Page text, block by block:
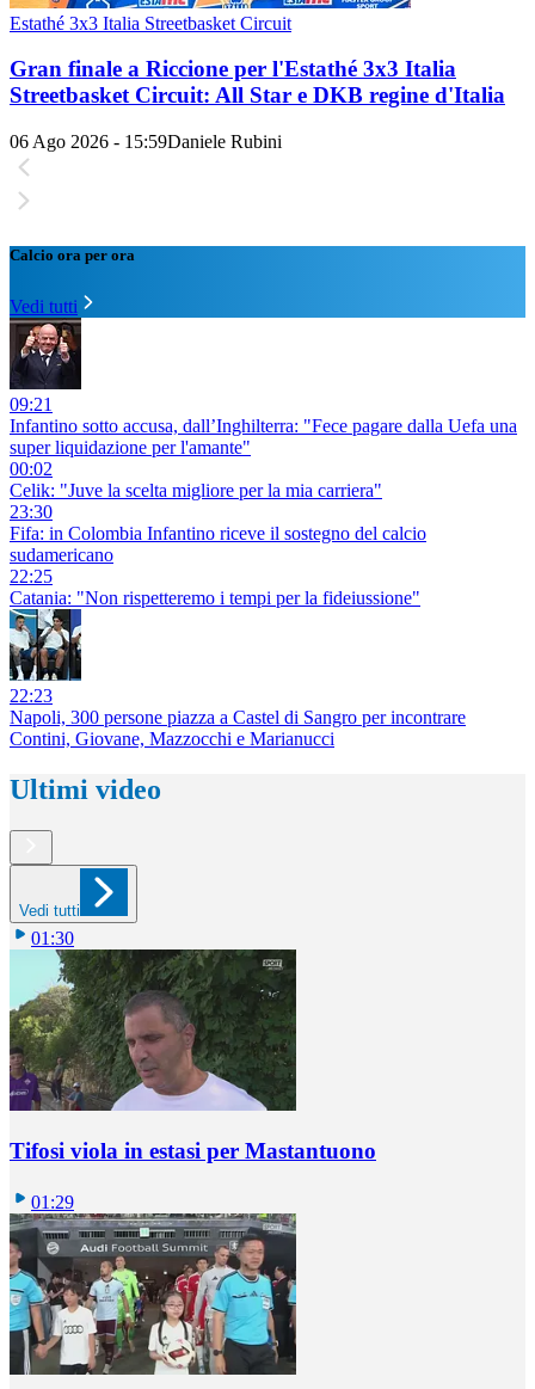
Estathé 3x3 Italia Streetbasket Circuit
Gran finale a Riccione per l'Estathé 3x3 Italia
Streetbasket Circuit: All Star e DKB regine d'Italia
06 Ago 2026 - 15:59Daniele Rubini
Calcio ora per ora
Vedi tutti
09:21
Infantino sotto accusa, dall’Inghilterra: "Fece pagare dalla Uefa una
super liquidazione per l'amante"
00:02
Celik: "Juve la scelta migliore per la mia carriera"
23:30
Fifa: in Colombia Infantino riceve il sostegno del calcio
sudamericano
22:25
Catania: "Non rispetteremo i tempi per la fideiussione"
22:23
Napoli, 300 persone piazza a Castel di Sangro per incontrare
Contini, Giovane, Mazzocchi e Marianucci
Ultimi video
Vedi tutti
01:30
Tifosi viola in estasi per Mastantuono
01:29